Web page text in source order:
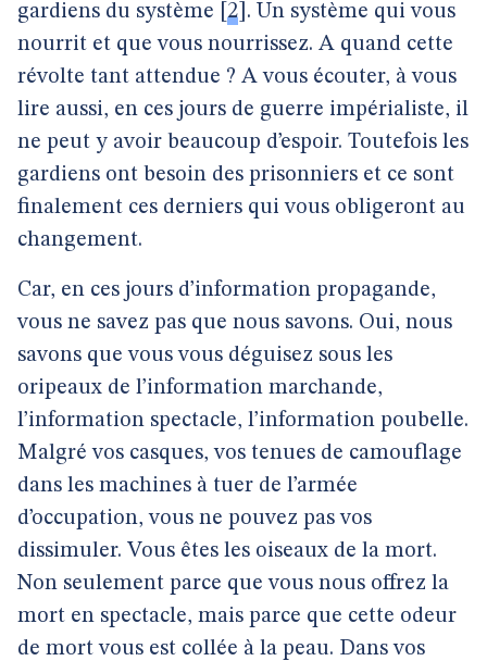
gardiens du système
2 . Un système qui vous
nourrit et que vous nourrissez. A quand cette
révolte tant attendue ? A vous écouter, à vous
lire aussi, en ces jours de guerre impérialiste, il
ne peut y avoir beaucoup d’espoir. Toutefois les
gardiens ont besoin des prisonniers et ce sont
finalement ces derniers qui vous obligeront au
changement.
Car, en ces jours d’information propagande,
vous ne savez pas que nous savons. Oui, nous
savons que vous vous déguisez sous les
oripeaux de l’information marchande,
l’information spectacle, l’information poubelle.
Malgré vos casques, vos tenues de camouflage
dans les machines à tuer de l’armée
d’occupation, vous ne pouvez pas vos
dissimuler. Vous êtes les oiseaux de la mort.
Non seulement parce que vous nous offrez la
mort en spectacle, mais parce que cette odeur
de mort vous est collée à la peau. Dans vos